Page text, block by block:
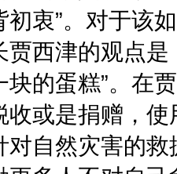
初衷”。对于该
贾西津的观点
块的蛋糕”。在
收或是捐赠，
对自然灾害的